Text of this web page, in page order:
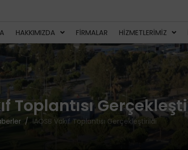
HAKKIMIZDA FIRMALAR HIZMETLERIMIZ
Toplantısı
İAOSB Vakıf Toplantısı Gerçekleştirildi